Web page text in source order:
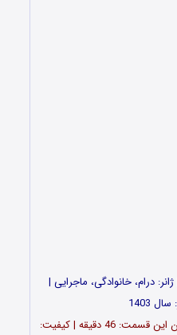
ژانر: درام، خانوادگی، ماجرایی |
1403
تعداد قسمت‌: … اپیزود | مدت زمان این قسمت: 46 دقیقه | کیفیت: